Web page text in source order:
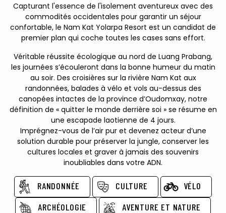
Capturant l'essence de l'isolement aventureux avec des
commodités occidentales pour garantir un séjour
confortable, le Nam Kat Yolarpa Resort est un candidat de
premier plan qui coche toutes les cases sans effort.
Véritable réussite écologique au nord de Luang Prabang,
les journées s’écouleront dans la bonne humeur du matin
au soir. Des croisières sur la rivière Nam Kat aux
randonnées, balades à vélo et vols au-dessus des
canopées intactes de la province d’Oudomxay, notre
définition de « quitter le monde derrière soi » se résume en
une escapade laotienne de 4 jours.
Imprégnez-vous de l’air pur et devenez acteur d’une
solution durable pour préserver la jungle, conserver les
cultures locales et graver à jamais des souvenirs
inoubliables dans votre ADN.
RANDONNÉE CULTURE
VÉLO
ARCHÉOLOGIE
AVENTURE ET NATURE